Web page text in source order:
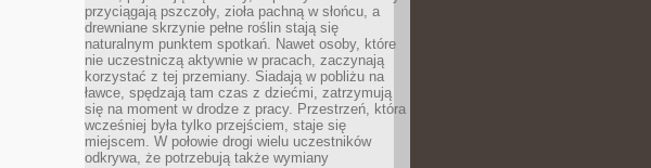
przyciągają pszczoły, zioła pachną w słońcu, a
drewniane skrzynie pełne roślin stają się
naturalnym punktem spotkań. Nawet osoby, które
nie uczestniczą aktywnie w pracach, zaczynają
korzystać z tej przemiany. Siadają w pobliżu na
ławce, spędzają tam czas z dziećmi, zatrzymują
się na moment w drodze z pracy. Przestrzeń, która
wcześniej była tylko przejściem, staje się
miejscem. W połowie drogi wielu uczestników
odkrywa, że potrzebują także wymiany